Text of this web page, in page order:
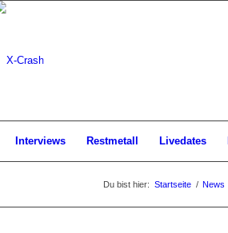
Interviews Restmetall Livedates
Du bist hier: Startseite / News